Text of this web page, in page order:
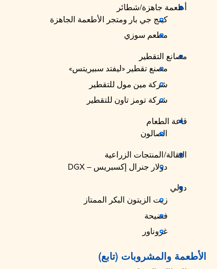
أطعمة جاهزة/شطائر
كينج جي بار ومتجر الأطعمة الجاهزة
مطعم سوزي
مصانع التقطير
مصنع تقطير «ليفتد سبيريتس»
شركة مين مول للتقطير
شركة تومز تاون للتقطير
قاعة الطعام
الصالون
البقالة/المنتجات الزراعية
دولار جنرال إكسبريس – DGX
دولي
زيت الزيتون البكر الممتاز
فضيحة
غروناور
الأطعمة والمشروبات (تابع)